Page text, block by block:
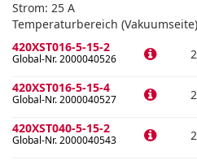
Strom: 25 A
Temperaturbereich
420XST016-5-15-2
Global-Nr. 2000040526
420XST016-5-15-4
Global-Nr. 2000040527
420XST040-5-15-2
Global-Nr. 2000040543